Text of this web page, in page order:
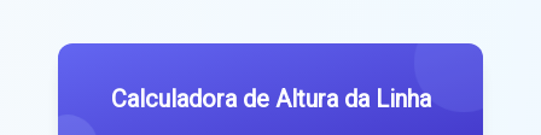
Calculadora de Altura da Linha